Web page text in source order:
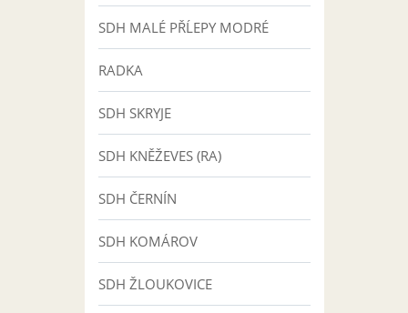
SDH MALÉ PŘĹEPY MODRÉ
RADKA
SDH SKRYJE
SDH KNĚŽEVES (RA)
SDH ČERNÍN
SDH KOMÁROV
SDH ŽLOUKOVICE